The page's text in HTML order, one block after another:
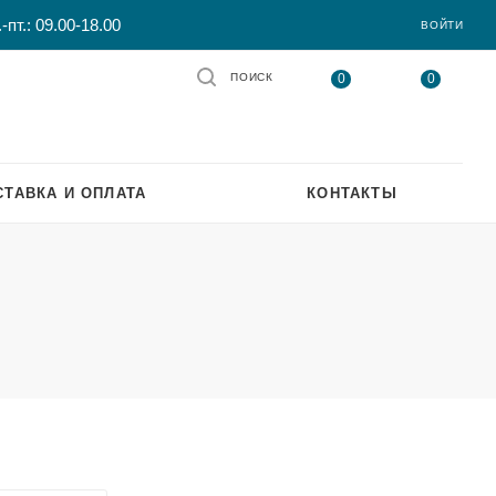
пт.: 09.00-18.00 ВОЙТИ
0 0
ПОИСК
И ОПЛАТА КОНТАКТЫ